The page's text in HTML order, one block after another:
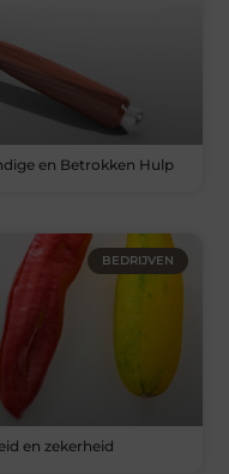
en Betrokken Hulp
BEDRIJVEN
en zekerheid